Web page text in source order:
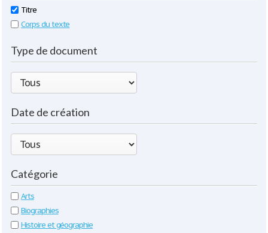
Titre
Corps du texte
Type de document
Date de création
Catégorie
Arts
Biographies
Histoire et géographie